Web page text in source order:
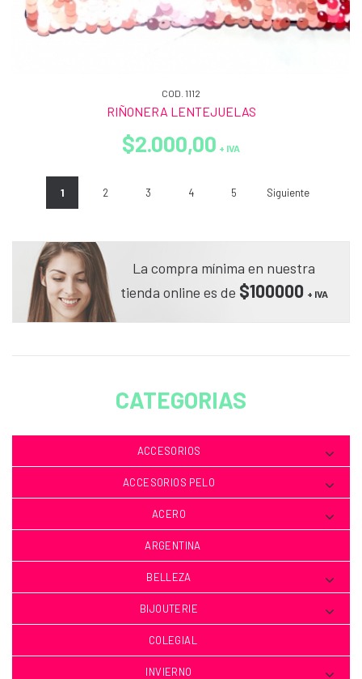
COD. 1112
RIÑONERA LENTEJUELAS
$2.000,00 + IVA
1 2 3 4 5 Siguiente
La compra mínima en nuestra
tienda online es de $100000 + IVA
CATEGORIAS
ACCESORIOS
ACCESORIOS PELO
ACERO
ARGENTINA
BELLEZA
BIJOUTERIE
COLEGIAL
INVIERNO